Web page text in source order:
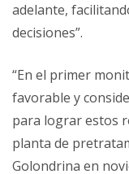
adelante,
decisiones”.
“En el primer
favorable y
para lograr estos
planta de
Golondrina en